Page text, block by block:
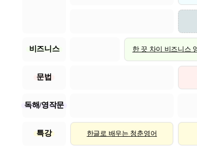
비즈니스 한 끗 차이 비즈니스
문법
독해/영작문
특강 한글로 배우는 청춘영어